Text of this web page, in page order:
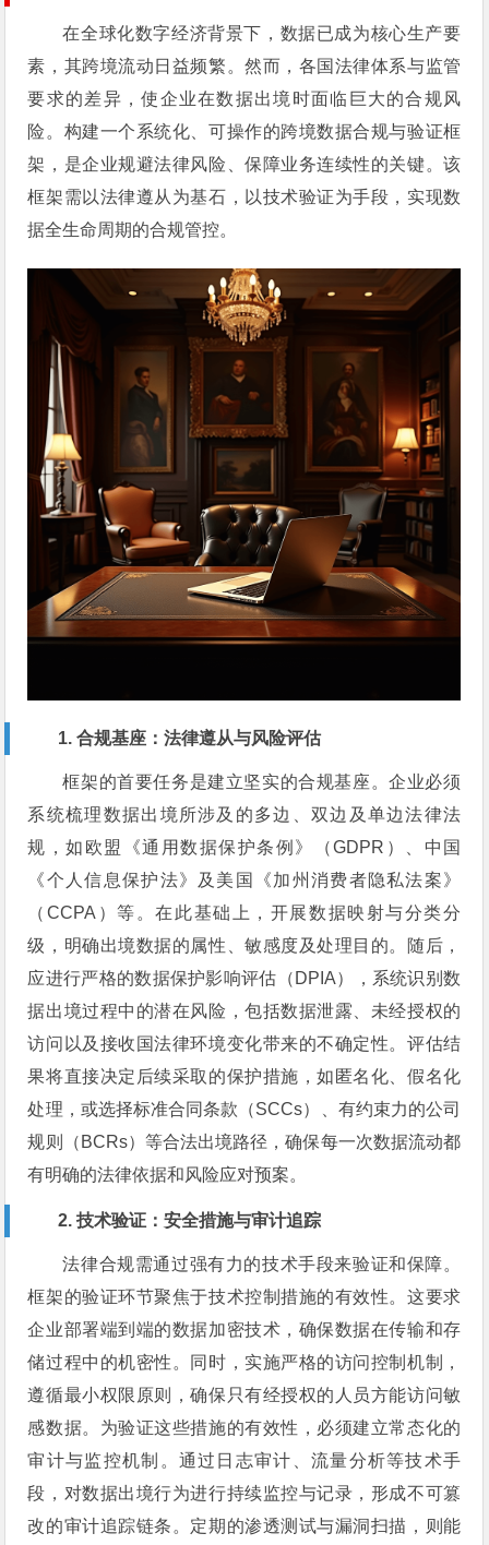
在全球化数字经济背景下，数据已成为核心生产要
素，其跨境流动日益频繁。然而，各国法律体系与监管
要求的差异，使企业在数据出境时面临巨大的合规风
险。构建一个系统化、可操作的跨境数据合规与验证框
架，是企业规避法律风险、保障业务连续性的关键。该
框架需以法律遵从为基石，以技术验证为手段，实现数
据全生命周期的合规管控。
1. 合规基座：法律遵从与风险评估
框架的首要任务是建立坚实的合规基座。企业必须
系统梳理数据出境所涉及的多边、双边及单边法律法
规，如欧盟《通用数据保护条例》（GDPR）、中国
《个人信息保护法》及美国《加州消费者隐私法案》
（CCPA）等。在此基础上，开展数据映射与分类分
级，明确出境数据的属性、敏感度及处理目的。随后，
应进行严格的数据保护影响评估（DPIA），系统识别数
据出境过程中的潜在风险，包括数据泄露、未经授权的
访问以及接收国法律环境变化带来的不确定性。评估结
果将直接决定后续采取的保护措施，如匿名化、假名化
处理，或选择标准合同条款（SCCs）、有约束力的公司
规则（BCRs）等合法出境路径，确保每一次数据流动都
有明确的法律依据和风险应对预案。
2. 技术验证：安全措施与审计追踪
法律合规需通过强有力的技术手段来验证和保障。
框架的验证环节聚焦于技术控制措施的有效性。这要求
企业部署端到端的数据加密技术，确保数据在传输和存
储过程中的机密性。同时，实施严格的访问控制机制，
遵循最小权限原则，确保只有经授权的人员方能访问敏
感数据。为验证这些措施的有效性，必须建立常态化的
审计与监控机制。通过日志审计、流量分析等技术手
段，对数据出境行为进行持续监控与记录，形成不可篡
改的审计追踪链条。定期的渗透测试与漏洞扫描，则能